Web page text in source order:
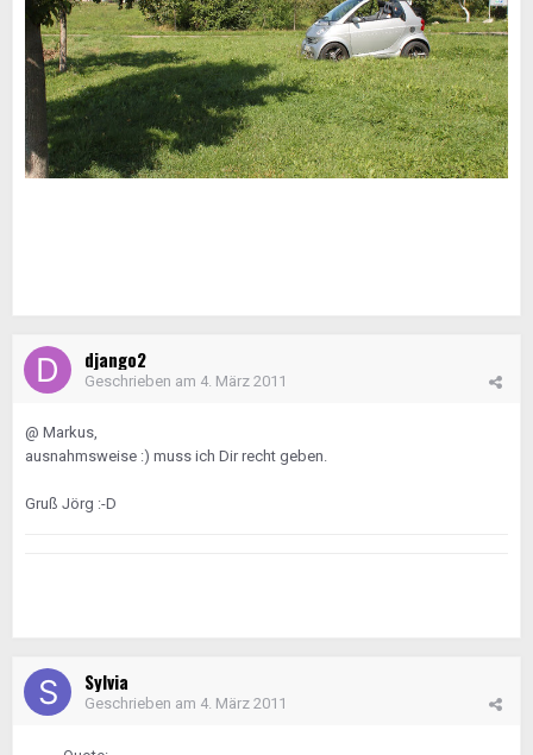
django2
Geschrieben am 4. März 2011
@ Markus,
ausnahmsweise :) muss ich Dir recht geben.
Gruß Jörg :-D
Sylvia
Geschrieben am 4. März 2011